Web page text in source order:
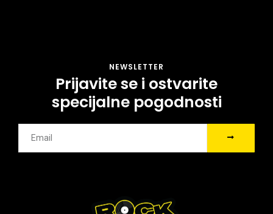
NEWSLETTER
Prijavite se i ostvarite
specijalne pogodnosti